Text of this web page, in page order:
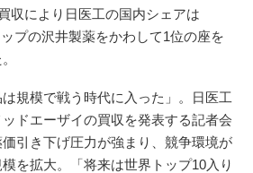
収により日医工の国内シェアは
プの沢井製薬をかわして1位の座を
は規模で戦う時代に入った」。日医工
ドエーザイの買収を発表する記者会
引き下げ圧力が強まり、競争環境が
を拡大。「将来は世界トップ10入り